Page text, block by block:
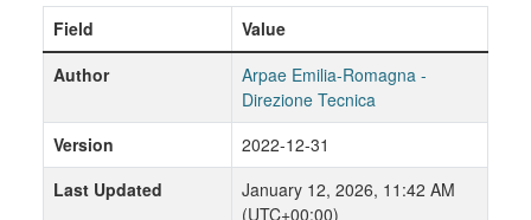
Field
Value
Author
Arpae Emilia-Romagna -
Direzione Tecnica
Version
2022-12-31
Last Updated
January 12, 2026, 11:42 AM
(UTC+00:00)